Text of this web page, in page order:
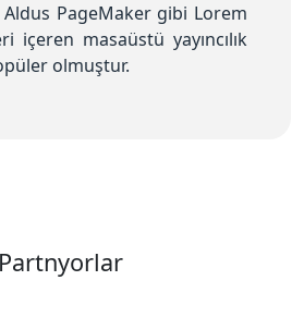
Aldus PageMaker gibi Lorem
içeren masaüstü yayıncılık
olmuştur.
Partnyorlar